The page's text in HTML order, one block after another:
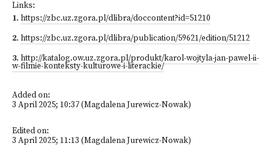
Links:
1. https://zbc.uz.zgora.pl/dlibra/doccontent?id=51210
2. https://zbc.uz.zgora.pl/dlibra/publication/59621/edition/51212
3. http://katalog.ow.uz.zgora.pl/produkt/karol-wojtyla-jan-pawel-ii-
w-filmie-konteksty-kulturowe-i-literackie/
Added on:
3 April 2025; 10:37 (Magdalena Jurewicz-Nowak)
Edited on:
3 April 2025; 11:13 (Magdalena Jurewicz-Nowak)